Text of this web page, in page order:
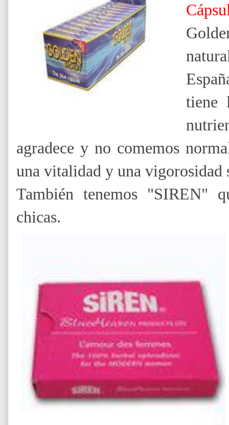
tiene
agradece y no comemos
una vitalidad y una vigorosidad
También tenemos "SIREN"
chicas.